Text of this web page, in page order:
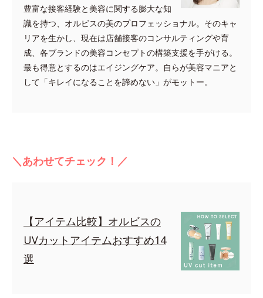
豊富な接客経験と美容に関する膨大な知
識を持つ、オルビスの美のプロフェッショナル。そのキャ
リアを生かし、現在は店舗接客のコンサルティングや育
成、各ブランドの美容コンセプトの構築支援を手がける。
最も得意とするのはエイジングケア。自らが美容マニアと
して「キレイになることを諦めない」がモットー。
＼あわせてチェック！／
【アイテム比較】オルビスの
UVカットアイテムおすすめ14
選